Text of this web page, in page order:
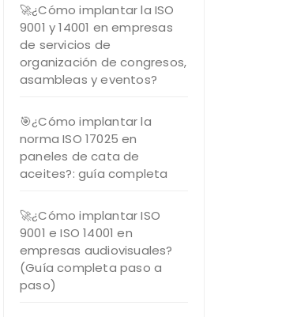
🚀¿Cómo implantar la ISO
9001 y 14001 en empresas
de servicios de
organización de congresos,
asambleas y eventos?
🎯¿Cómo implantar la
norma ISO 17025 en
paneles de cata de
aceites?: guía completa
🚀¿Cómo implantar ISO
9001 e ISO 14001 en
empresas audiovisuales?
(Guía completa paso a
paso)